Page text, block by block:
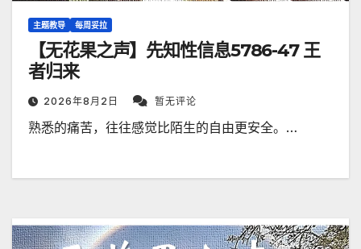
主题教导 每周妥拉
【无花果之声】先知性信息5786-47 王
者归来
2026年8月2日 暂无评论
熟悉的痛苦，往往感觉比陌生的自由更安全。…